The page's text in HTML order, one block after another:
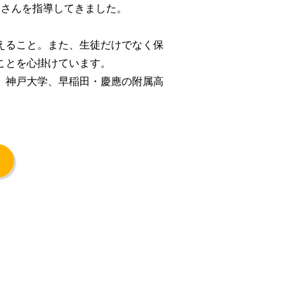
んを指導してきました。
ること。また、生徒だけでなく保
を心掛けています。
戸大学、早稲田・慶應の附属高